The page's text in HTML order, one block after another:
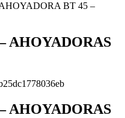
BT 45 –
AHOYADORAS
AHOYADORAS